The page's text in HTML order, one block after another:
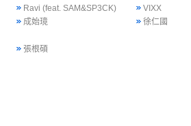
Ravi (feat. SAM&SP3CK)
VIXX
成始璄
徐仁國
張根碩